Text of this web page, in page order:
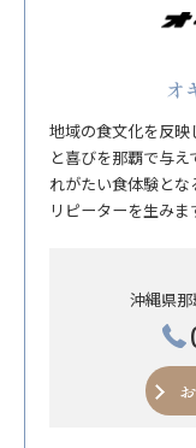
オ
地域の食文化を反
と喜びを那覇で与
れがたい食体験と
リピーターを生みま
沖縄県